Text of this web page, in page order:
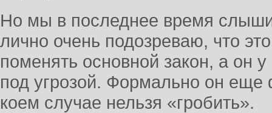
Но мы в последнее время
лично очень подозреваю, что
поменять основной закон, а он
под угрозой. Формально он еще
коем случае нельзя «гробить».